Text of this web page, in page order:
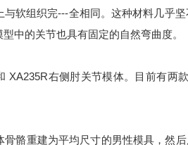
软组织完---全相同。这种材料几乎
中的关节也具有固定的自然弯曲度。
XA235R右侧肘关节模体。目前有两
骼重建为平均尺寸的男性模具，然